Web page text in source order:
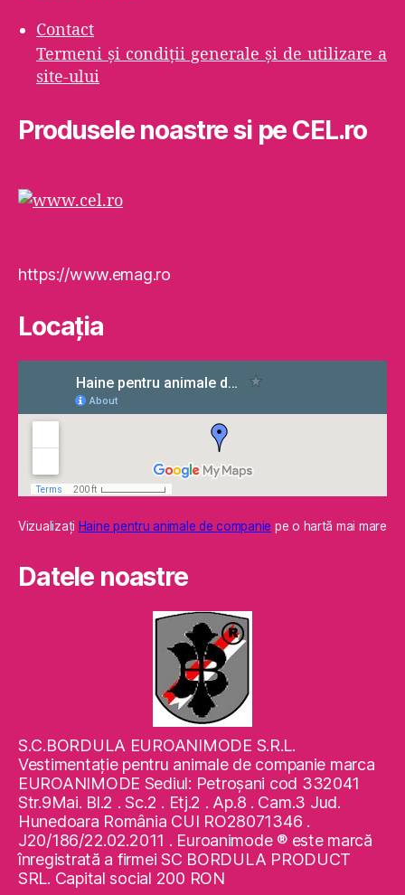
Contact
Termeni şi condiţii generale şi de utilizare a
site-ului
Produsele noastre si pe CEL.ro
https://www.emag.ro
Locaţia
Vizualizaţi Haine pentru animale de companie pe o hartă mai mare
Datele noastre
S.C.BORDULA EUROANIMODE S.R.L.
Vestimentaţie pentru animale de companie marca
EUROANIMODE Sediul: Petroşani cod 332041
Str.9Mai. Bl.2 . Sc.2 . Etj.2 . Ap.8 . Cam.3 Jud.
Hunedoara România CUI RO28071346 .
J20/186/22.02.2011 . Euroanimode ® este marcă
înregistrată a firmei SC BORDULA PRODUCT
SRL. Capital social 200 RON